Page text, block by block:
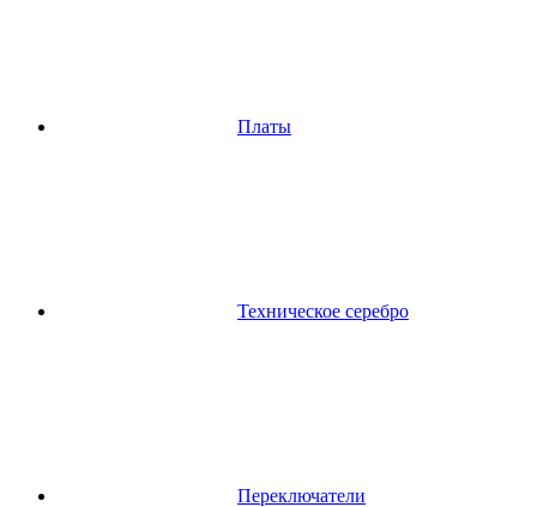
Платы
Техническое серебро
Переключатели